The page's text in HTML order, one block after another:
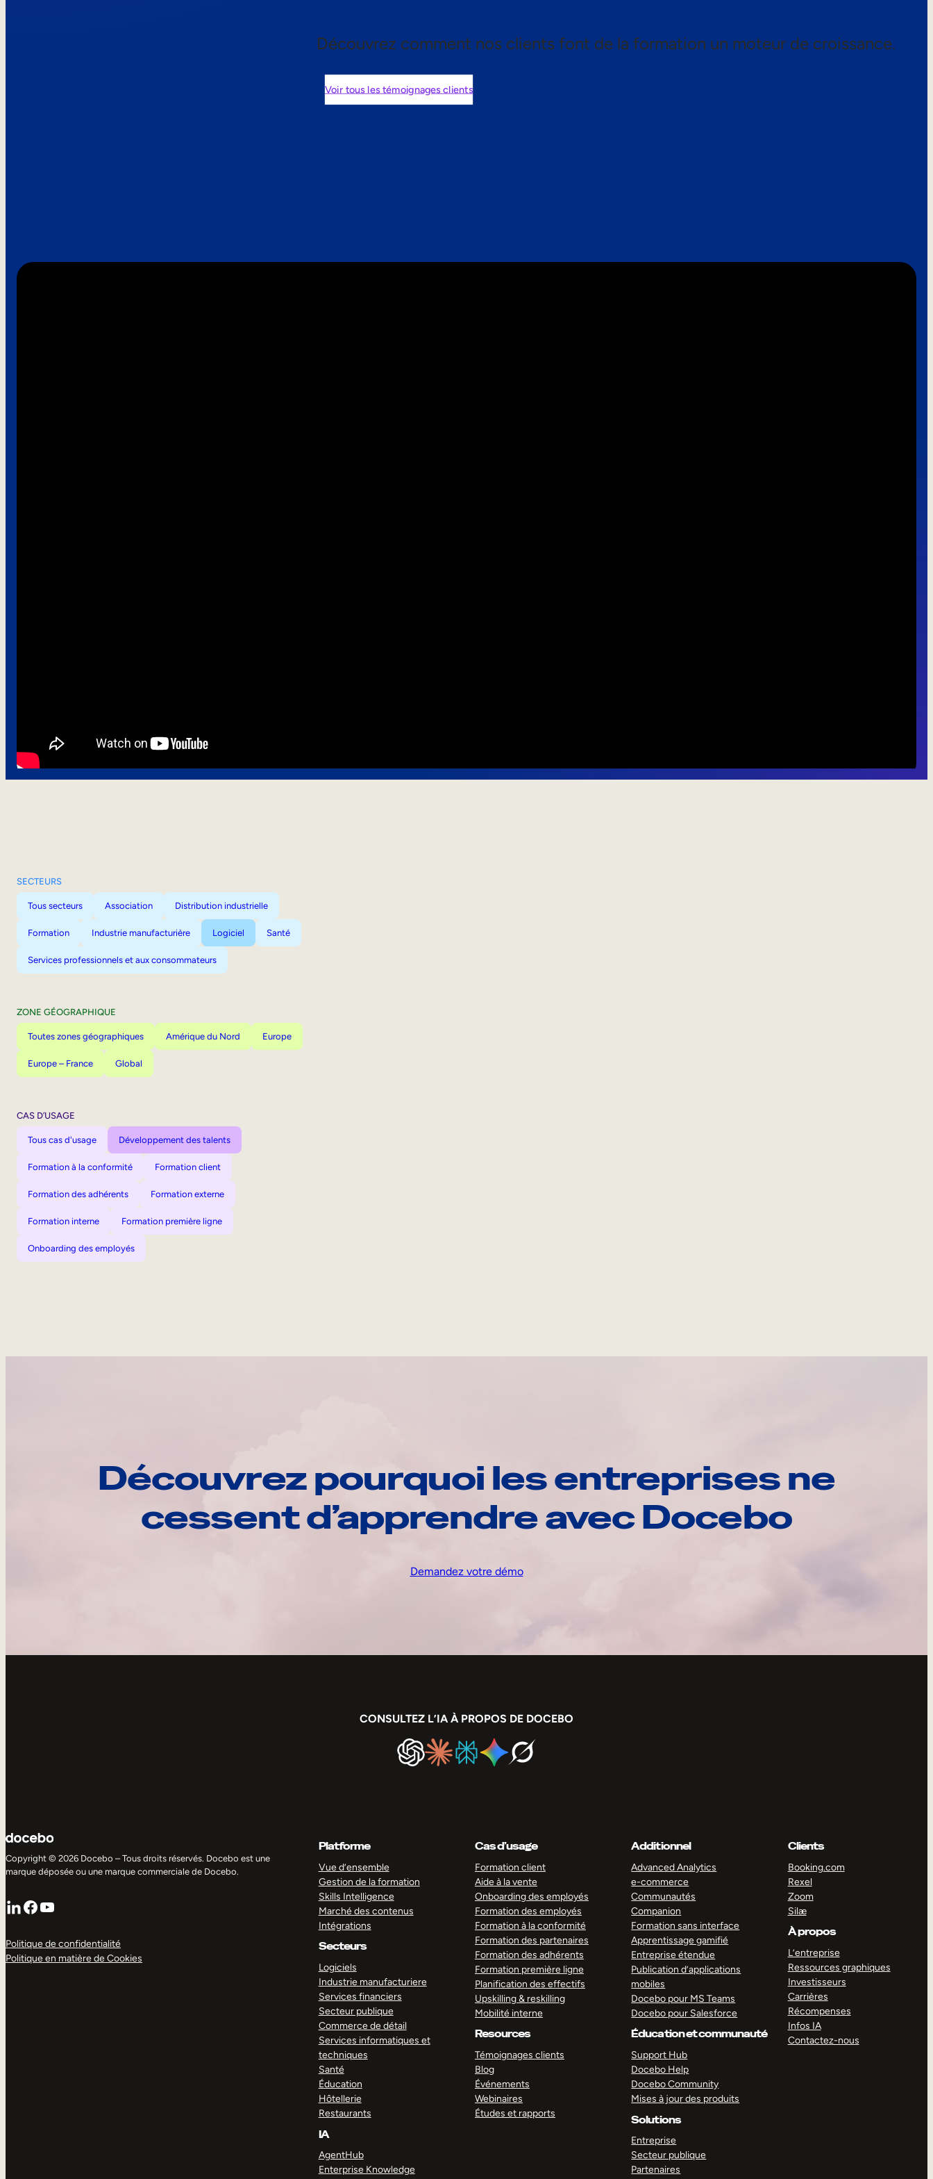
Découvrez comment nos clients font de la formation un moteur de croissance.
Voir tous les témoignages clients
SECTEURS
Tous secteurs Association Distribution industrielle
Formation Industrie manufacturière Logiciel Santé
Services professionnels et aux consommateurs
ZONE GÉOGRAPHIQUE
Toutes zones géographiques Amérique du Nord Europe
Europe – France Global
CAS D’USAGE
Tous cas d'usage Développement des talents
Formation à la conformité Formation client
Formation des adhérents Formation externe
Formation interne Formation première ligne
Onboarding des employés
Découvrez pourquoi les entreprises ne
cessent d’apprendre avec Docebo
Demandez votre démo
CONSULTEZ L’IA À PROPOS DE DOCEBO
Copyright © 2026 Docebo – Tous droits réservés. Docebo est une
marque déposée ou une marque commerciale de Docebo.
LinkedIn
Facebook
YouTube
Politique de confidentialité
Politique en matière de Cookies
Platforme
Vue d’ensemble
Gestion de la formation
Skills Intelligence
Marché des contenus
Intégrations
Secteurs
Logiciels
Industrie manufacturiere
Services financiers
Secteur publique
Commerce de détail
Services informatiques et
techniques
Santé
Éducation
Hôtellerie
Restaurants
IA
AgentHub
Enterprise Knowledge
Cas d’usage
Formation client
Aide à la vente
Onboarding des employés
Formation des employés
Formation à la conformité
Formation des partenaires
Formation des adhérents
Formation première ligne
Planification des effectifs
Upskilling & reskilling
Mobilité interne
Resources
Témoignages clients
Blog
Événements
Webinaires
Études et rapports
Additionnel
Advanced Analytics
e-commerce
Communautés
Companion
Formation sans interface
Apprentissage gamifié
Entreprise étendue
Publication d’applications
mobiles
Docebo pour MS Teams
Docebo pour Salesforce
Éducation et communauté
Support Hub
Docebo Help
Docebo Community
Mises à jour des produits
Solutions
Entreprise
Secteur publique
Partenaires
Clients
Booking.com
Rexel
Zoom
Silæ
À propos
L’entreprise
Ressources graphiques
Investisseurs
Carrières
Récompenses
Infos IA
Contactez-nous